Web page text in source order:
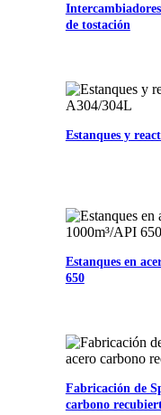
de tostación
Estanques y
Estanques en
650
Fabricación de
carbono